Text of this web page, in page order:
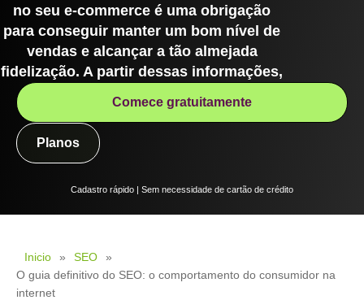
no seu e-commerce é uma obrigação
para conseguir manter um bom nível de
vendas e alcançar a tão almejada
fidelização. A partir dessas informações,
Comece gratuitamente
Planos
Cadastro rápido | Sem necessidade de cartão de crédito
Inicio » SEO
»
O guia definitivo do SEO: o comportamento do consumidor na
internet